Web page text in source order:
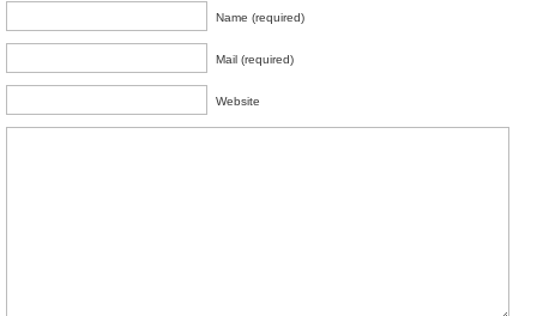
Name (required)
Mail (required)
Website